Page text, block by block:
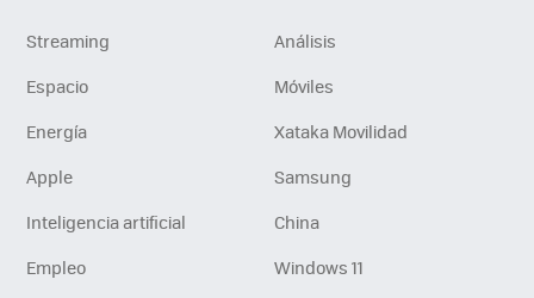
Streaming
Análisis
Espacio
Móviles
Energía
Xataka Movilidad
Apple
Samsung
Inteligencia artificial
China
Empleo
Windows 11